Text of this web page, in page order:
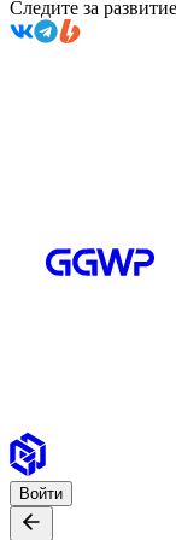
Следите за
Войти